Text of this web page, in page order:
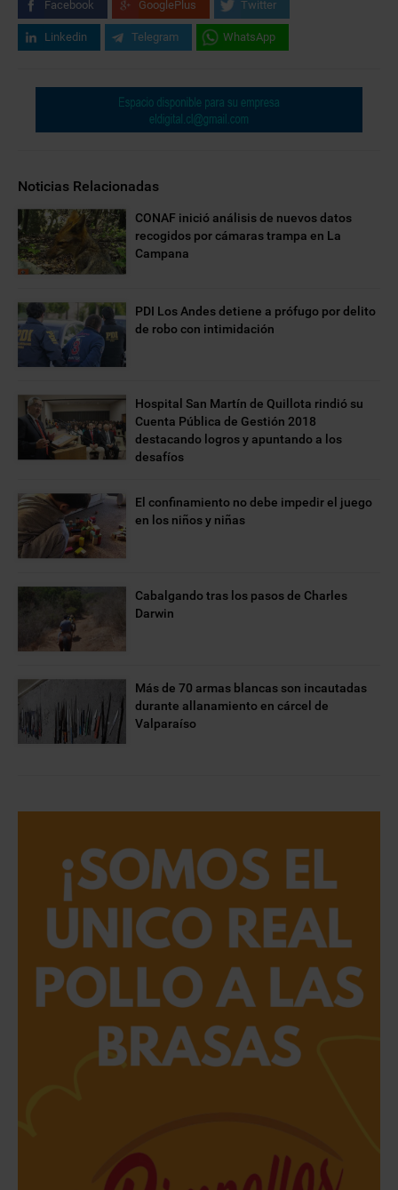
Facebook GooglePlus Twitter
Linkedin Telegram WhatsApp
Noticias Relacionadas
CONAF inició análisis de nuevos datos
recogidos por cámaras trampa en La
Campana
PDI Los Andes detiene a prófugo por delito
de robo con intimidación
Hospital San Martín de Quillota rindió su
Cuenta Pública de Gestión 2018
destacando logros y apuntando a los
desafíos
El confinamiento no debe impedir el juego
en los niños y niñas
Cabalgando tras los pasos de Charles
Darwin
Más de 70 armas blancas son incautadas
durante allanamiento en cárcel de
Valparaíso